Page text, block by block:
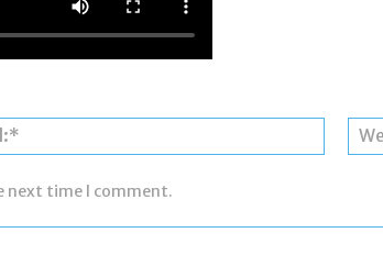
Email:*
next time I comment.